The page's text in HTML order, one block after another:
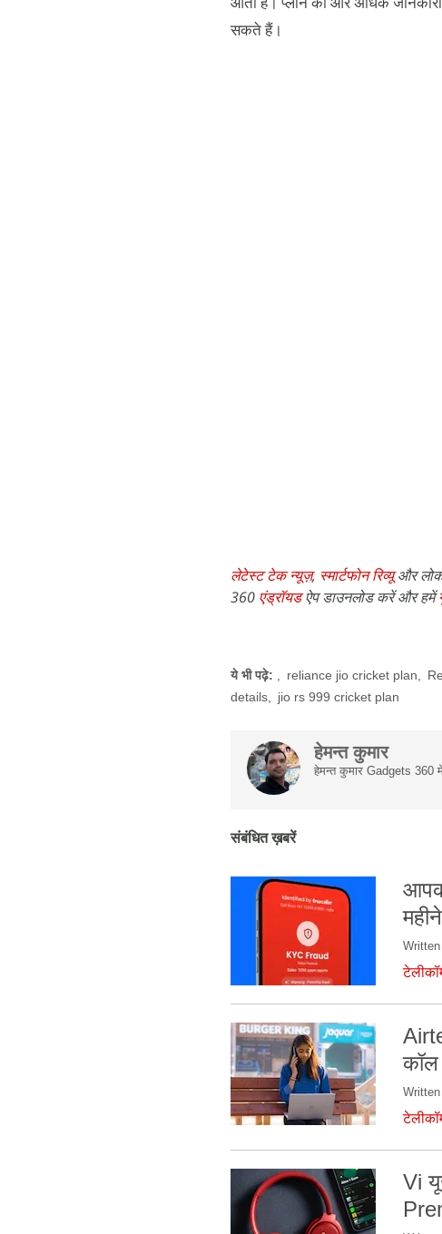
सकते हैं।
लेटेस्ट टेक न्यूज़, स्मार्टफोन रिव्यूऔर
360 एंड्रॉयडऐप डाउनलोड करें और हमें
ये भी पढ़े: reliance jio cricket plan
details
jio rs 999 cricket plan
हेमन्त कुमार
हेमन्त कुमार Gadgets 360
संबंधित ख़बरें
Written
Vi